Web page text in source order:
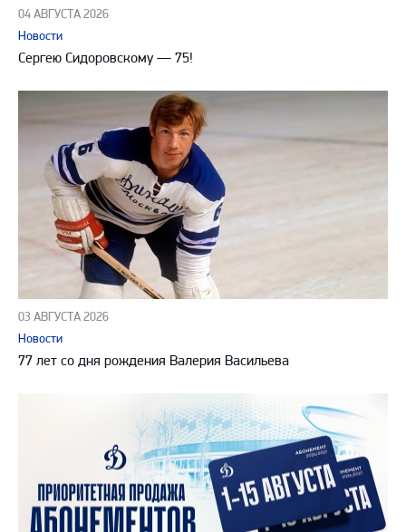
04 АВГУСТА 2026
Новости
Сергею Сидоровскому — 75!
03 АВГУСТА 2026
Новости
77 лет со дня рождения Валерия Васильева